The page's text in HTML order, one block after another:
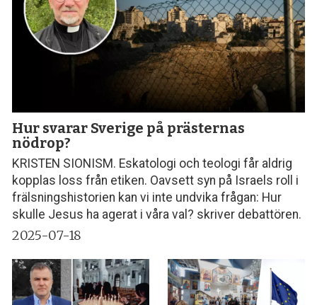
Hur svarar Sverige på prästernas
nödrop?
KRISTEN SIONISM. Eskatologi och teologi får aldrig
kopplas loss från etiken. Oavsett syn på Israels roll i
frälsningshistorien kan vi inte undvika frågan: Hur
skulle Jesus ha agerat i våra val? skriver debattören.
2025-07-18